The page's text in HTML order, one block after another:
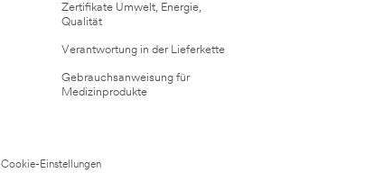
Zertifikate Umwelt, Energie,
Qualität
Verantwortung in der Lieferkette
Gebrauchsanweisung für
Medizinprodukte
Cookie-Einstellungen